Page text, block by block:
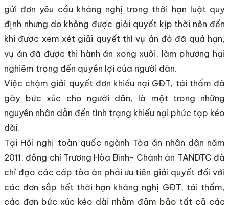
gửi đơn yêu cầu kháng nghị trong thời hạn luật quy
định nhưng do không được giải quyết kịp thời nên đến
khi được xem xét giải quyết thì vụ án đó đã quá hạn,
vụ án đã được thi hành án xong xuôi, làm phương hại
nghiêm trọng đến quyền lợi của người dân.
Việc chậm giải quyết đơn khiếu nại GĐT, tái thẩm đã
gây bức xúc cho người dân, là một trong những
nguyên nhân dẫn đến tình trạng khiếu nại phức tạp kéo
dài.
Tại Hội nghị toàn quốc ngành Tòa án nhân dân năm
2011, đồng chí Trương Hòa Bình- Chánh án TANDTC đã
chỉ đạo các cấp tòa án phải ưu tiên giải quyết đối với
các đơn sắp hết thời hạn kháng nghị GĐT, tái thẩm,
các đơn bức xúc kéo dài nhằm đảm bảo tất cả các